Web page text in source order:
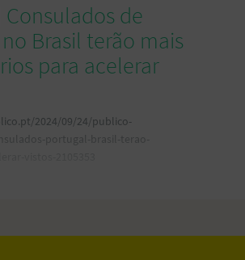
de
Brasil terão mais
para acelerar
2024/09/24/publico-
portugal-brasil-terao-